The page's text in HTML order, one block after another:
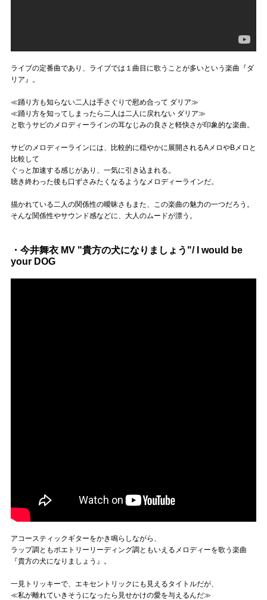
ライブの定番曲であり、ライブでは１曲目に歌うことが多いという楽曲『ダ
リア』。
≪踊り方も知らない二人は手さぐりで慰め合って ダリア≫
≪踊り方を知ってしまったら二人は二人に戻れない ダリア≫
と歌うサビのメロディーラインの耳なじみの良さと軽快さが印象的な楽曲。
サビのメロディーラインには、比較的に穏やかに展開されるAメロやBメロと
比較して
ぐっと加速する感じがあり、一気に引き込まれる。
聴き終わった後も口ずさみたくなるようなメロディーラインだ。
描かれている二人の関係性の曖昧さもまた、この楽曲の魅力の一つだろう。
そんな関係性やサウンド感などに、大人のムードが漂う。
・今井舞衣 MV "貴方の犬になりましょう"/ I would be
your DOG
アコースティックギターをかき鳴らしながら、
ラップ調ともポエトリーリーディング調ともいえるメロディーを歌う楽曲
『貴方の犬になりましょう』。
一見トリッキーで、エキセントリックにも見えるタイトルだが、
≪私が離れていきそうになったら見せかけの愛を与えるんだ≫